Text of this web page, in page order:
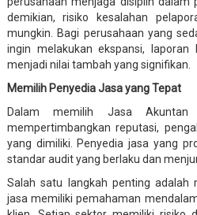
demikian, risiko kesalahan
mungkin. Bagi perusahaan yang
ingin melakukan ekspansi,
menjadi nilai tambah yang signifikan.
Memilih Penyedia Jasa yang Tepat
Dalam memilih Jasa Akuntan
mempertimbangkan reputasi,
yang dimiliki. Penyedia jasa yang
standar audit yang berlaku dan
Salah satu langkah penting adalah
jasa memiliki pemahaman